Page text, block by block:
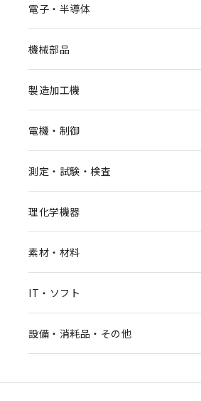
電子・半導体
機械部品
製造加工機
電機・制御
測定・試験・検査
理化学機器
素材・材料
IT・ソフト
設備・消耗品・その他